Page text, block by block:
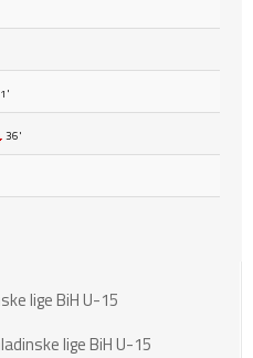
36'
lige BiH U-15
lige BiH U-15